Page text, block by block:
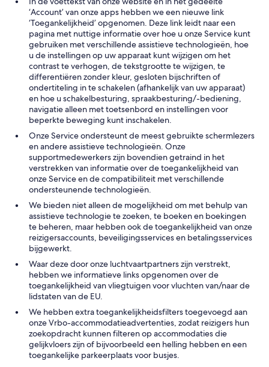
‘Account’ van onze apps hebben we een nieuwe link
‘Toegankelijkheid’ opgenomen. Deze link leidt naar een
pagina met nuttige informatie over hoe u onze Service kunt
gebruiken met verschillende assistieve technologieën, hoe
u de instellingen op uw apparaat kunt wijzigen om het
contrast te verhogen, de tekstgrootte te wijzigen, te
differentiëren zonder kleur, gesloten bijschriften of
ondertiteling in te schakelen (afhankelijk van uw apparaat)
en hoe u schakelbesturing, spraakbesturing/-bediening,
navigatie alleen met toetsenbord en instellingen voor
beperkte beweging kunt inschakelen.
Onze Service ondersteunt de meest gebruikte schermlezers
en andere assistieve technologieën. Onze
supportmedewerkers zijn bovendien getraind in het
verstrekken van informatie over de toegankelijkheid van
onze Service en de compatibiliteit met verschillende
ondersteunende technologieën.
We bieden niet alleen de mogelijkheid om met behulp van
assistieve technologie te zoeken, te boeken en boekingen
te beheren, maar hebben ook de toegankelijkheid van onze
reizigersaccounts, beveiligingsservices en betalingsservices
bijgewerkt.
Waar deze door onze luchtvaartpartners zijn verstrekt,
hebben we informatieve links opgenomen over de
toegankelijkheid van vliegtuigen voor vluchten van/naar de
lidstaten van de EU.
We hebben extra toegankelijkheidsfilters toegevoegd aan
onze Vrbo-accommodatieadvertenties, zodat reizigers hun
zoekopdracht kunnen filteren op accommodaties die
gelijkvloers zijn of bijvoorbeeld een helling hebben en een
toegankelijke parkeerplaats voor busjes.